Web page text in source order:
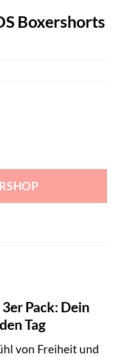
Boxershorts
Pack: Dein
Tag
von Freiheit und